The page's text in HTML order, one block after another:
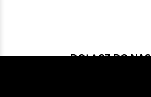
DOŁĄCZ DO NAS